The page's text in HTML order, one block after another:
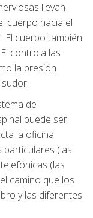
llevan
cuerpo hacia el
El cuerpo también
controla las
la presión
de
puede ser
la oficina
particulares (las
(las
camino que los
y las diferentes